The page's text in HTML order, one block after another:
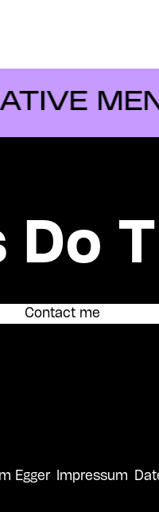
✹
Do
Contact me
Impressum
Egger